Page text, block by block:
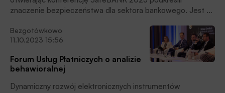
znaczenie bezpieczeństwa dla sektora bankowego. Jest to
ZBP.
Bezgotówkowo
11.10.2023 15:56
Forum Usług Płatniczych o analizie
behawioralnej
Dynamiczny rozwój elektronicznych instrumentów